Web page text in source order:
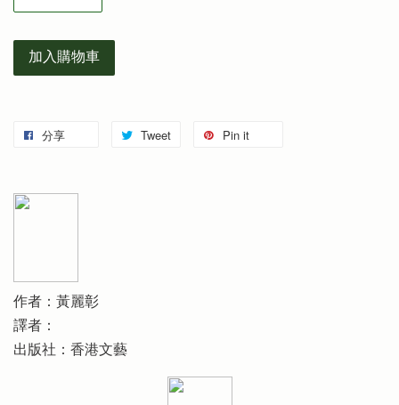
加入購物車
分享 Tweet Pin it
作者：黃麗彰
譯者：
出版社：香港文藝